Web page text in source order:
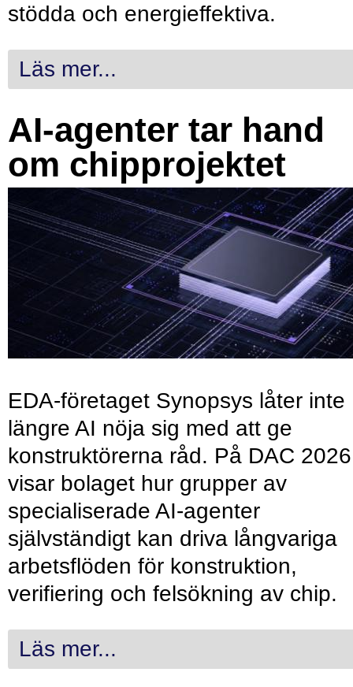
stödda och energieffektiva.
Läs mer...
AI-agenter tar hand
om chipprojektet
EDA-företaget Synopsys låter inte
längre AI nöja sig med att ge
konstruktörerna råd. På DAC 2026
visar bolaget hur grupper av
specialiserade AI-agenter
självständigt kan driva långvariga
arbetsflöden för konstruktion,
verifiering och felsökning av chip.
Läs mer...